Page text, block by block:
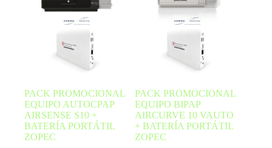
PACK PROMOCIONAL
EQUIPO AUTOCPAP
AIRSENSE S10 +
BATERÍA PORTÁTIL
ZOPEC
PACK PROMOCIONAL
EQUIPO BIPAP
AIRCURVE 10 VAUTO
+ BATERÍA PORTÁTIL
ZOPEC